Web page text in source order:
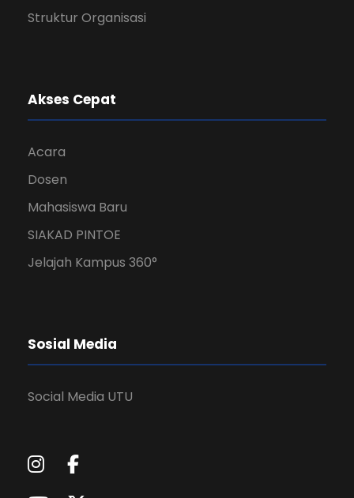
Struktur Organisasi
Akses Cepat
Acara
Dosen
Mahasiswa Baru
SIAKAD PINTOE
Jelajah Kampus 360°
Sosial Media
Social Media UTU